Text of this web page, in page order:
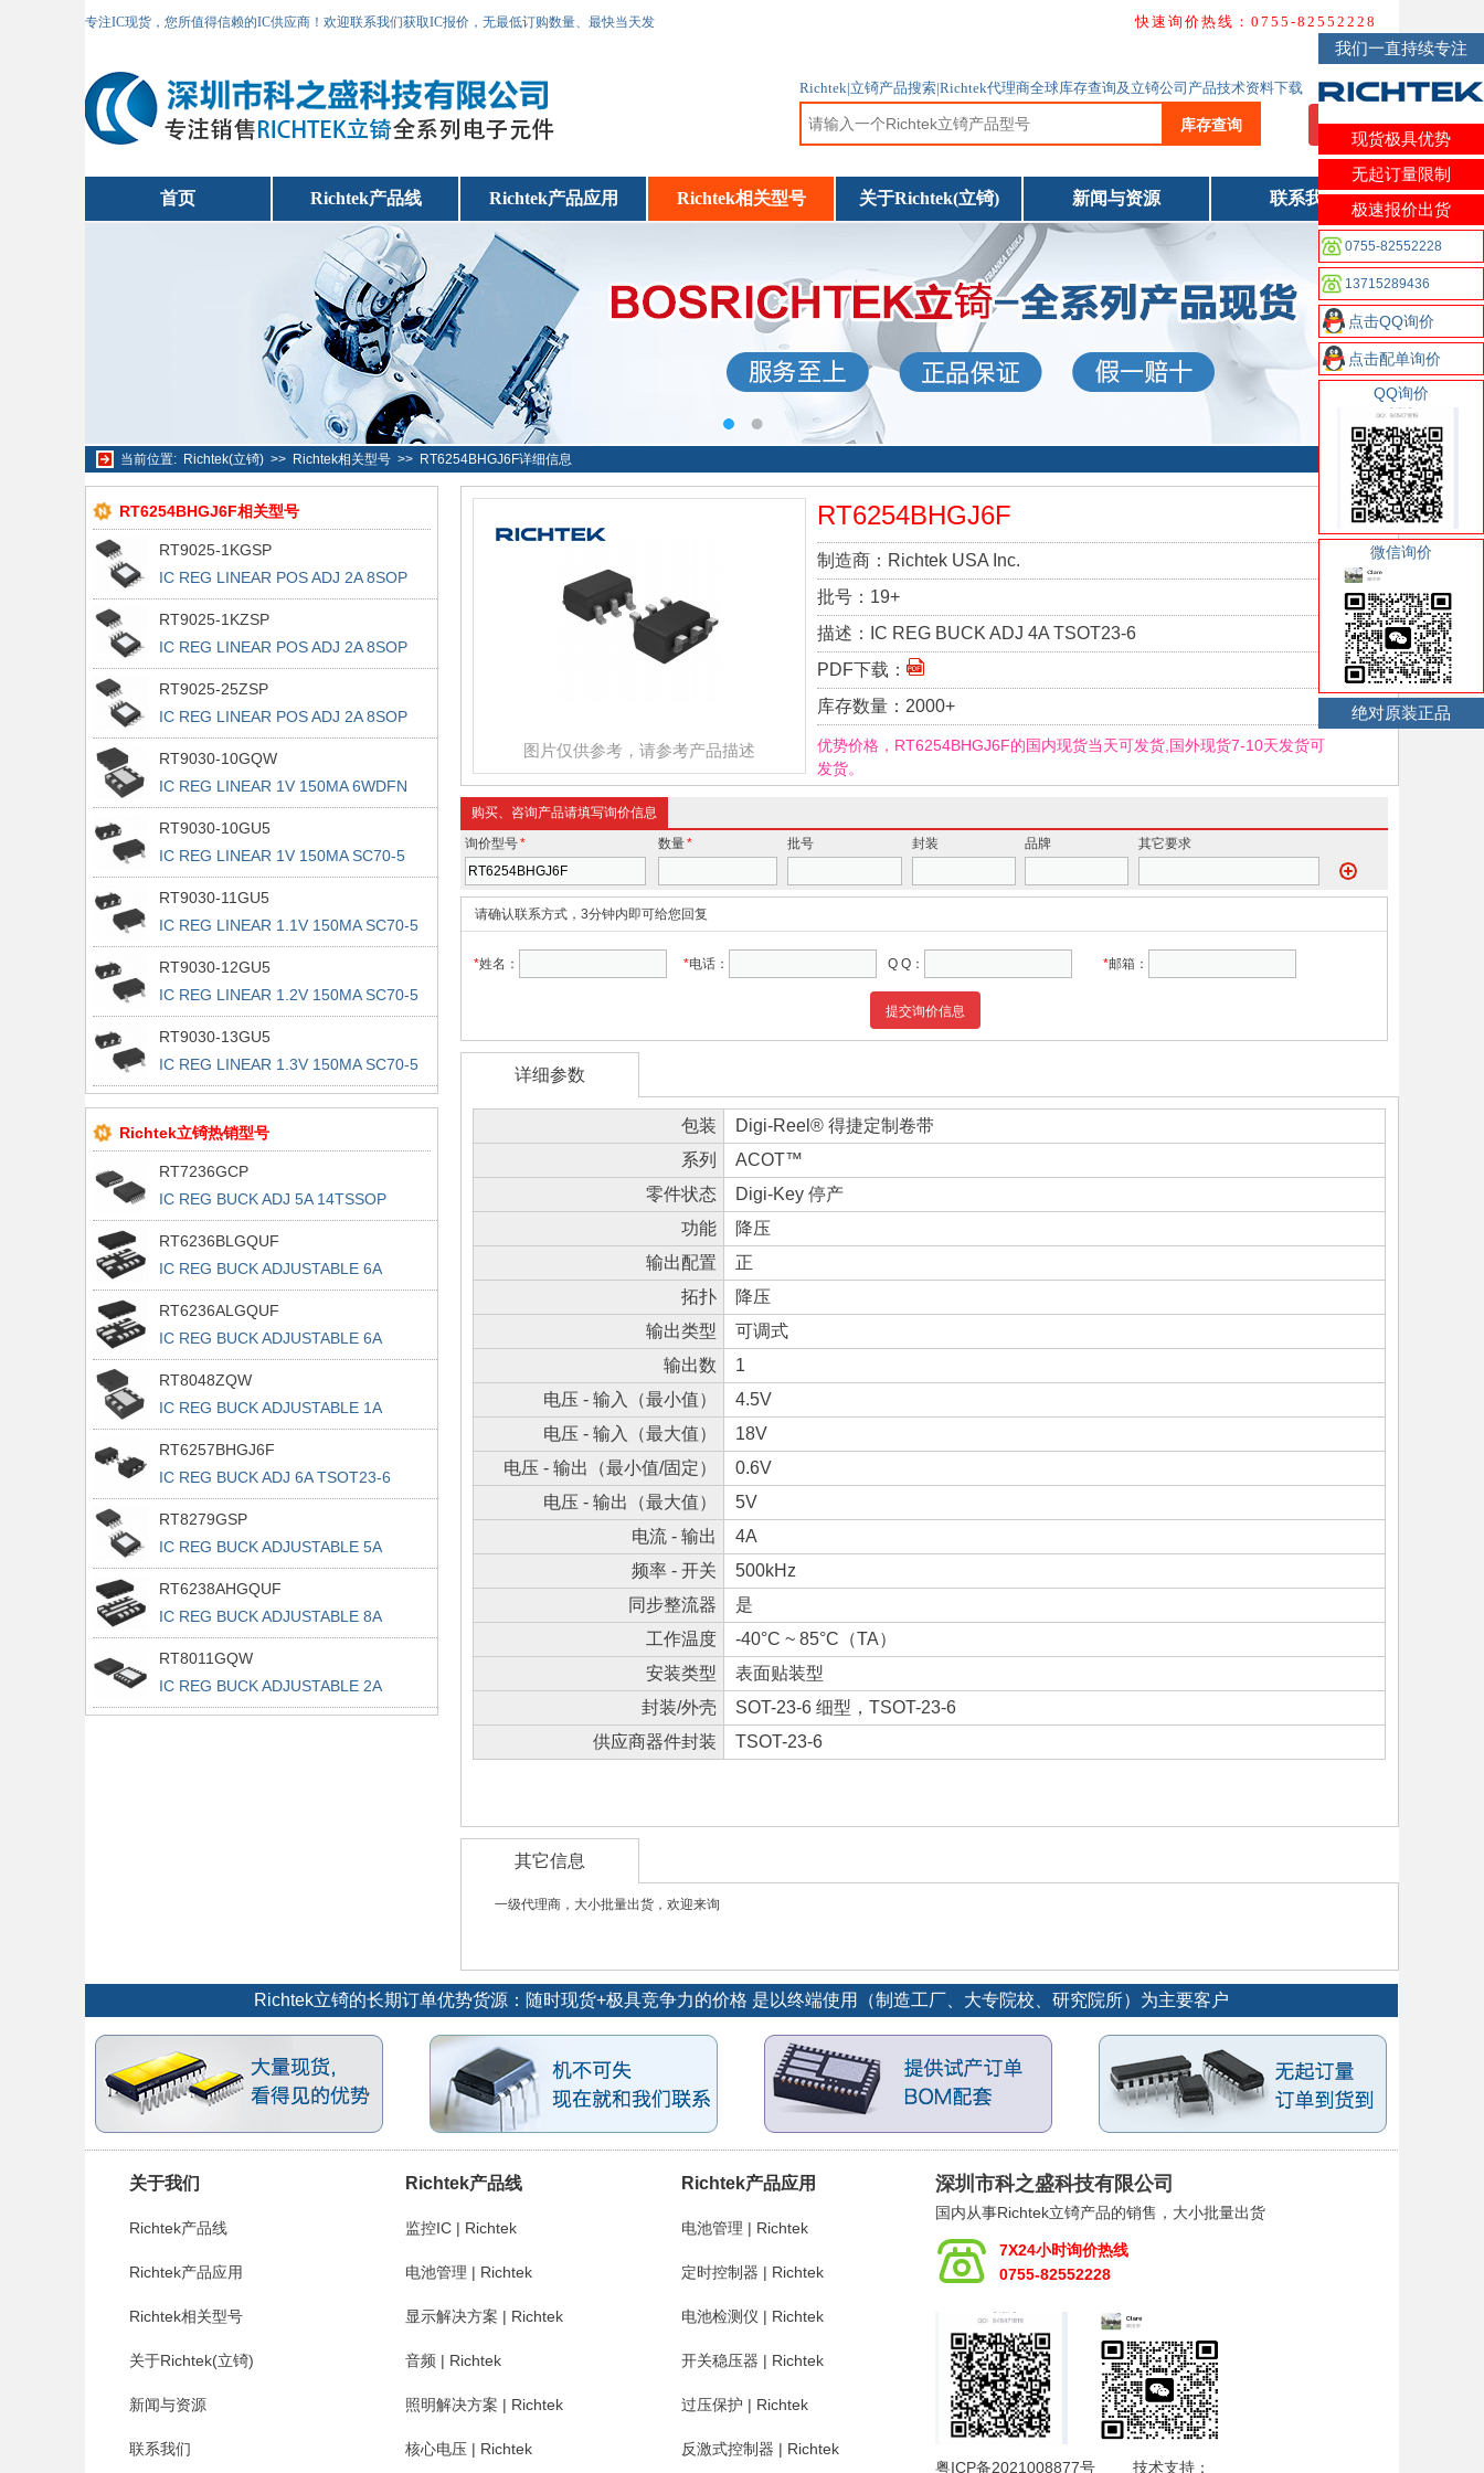
专注IC现货，您所值得信赖的IC供应商！欢迎联系我们获取IC报价，无最低订购数量、最快当天发 快速询价热线：0755-82552228
Richtek|立锜产品搜索|Richtek代理商全球库存查询及立锜公司产品技术资料下载
库存查询 我要询价
首页 Richtek产品线 Richtek产品应用 Richtek相关型号 关于Richtek(立锜) 新闻与资源 联系我们
当前位置: Richtek(立锜) >> Richtek相关型号 >> RT6254BHGJ6F详细信息
RT6254BHGJ6F相关型号
RT9025-1KGSP
IC REG LINEAR POS ADJ 2A 8SOP
RT9025-1KZSP
IC REG LINEAR POS ADJ 2A 8SOP
RT9025-25ZSP
IC REG LINEAR POS ADJ 2A 8SOP
RT9030-10GQW
IC REG LINEAR 1V 150MA 6WDFN
RT9030-10GU5
IC REG LINEAR 1V 150MA SC70-5
RT9030-11GU5
IC REG LINEAR 1.1V 150MA SC70-5
RT9030-12GU5
IC REG LINEAR 1.2V 150MA SC70-5
RT9030-13GU5
IC REG LINEAR 1.3V 150MA SC70-5
Richtek立锜热销型号
RT7236GCP
IC REG BUCK ADJ 5A 14TSSOP
RT6236BLGQUF
IC REG BUCK ADJUSTABLE 6A
13UQFN
RT6236ALGQUF
IC REG BUCK ADJUSTABLE 6A
13UQFN
RT8048ZQW
IC REG BUCK ADJUSTABLE 1A
6WDFN
RT6257BHGJ6F
IC REG BUCK ADJ 6A TSOT23-6
RT8279GSP
IC REG BUCK ADJUSTABLE 5A
8SOP
RT6238AHGQUF
IC REG BUCK ADJUSTABLE 8A
14UQFN
RT8011GQW
IC REG BUCK ADJUSTABLE 2A
10WDFN
图片仅供参考，请参考产品描述
RT6254BHGJ6F
制造商： Richtek USA Inc.
批号： 19+
描述：
IC REG BUCK ADJ 4A TSOT23-6
PDF下载：
库存数量： 2000+
优势价格，RT6254BHGJ6F的国内现货当天可发货,国外现货7-10天发货可
发货。
购买、咨询产品请填写询价信息
询价型号* 数量* 批号 封装 品牌 其它要求
请确认联系方式，3分钟内即可给您回复
*姓名： *电话： Q Q： *邮箱：
提交询价信息
详细参数
包装
Digi-Reel® 得捷定制卷带
系列
ACOT™
零件状态
Digi-Key 停产
功能
降压
输出配置
正
拓扑
降压
输出类型
可调式
输出数
1
电压 - 输入（最小值）
4.5V
电压 - 输入（最大值）
18V
电压 - 输出（最小值/固定）
0.6V
电压 - 输出（最大值）
5V
电流 - 输出
4A
频率 - 开关
500kHz
同步整流器
是
工作温度
-40°C ~ 85°C（TA）
安装类型
表面贴装型
封装/外壳
SOT-23-6 细型，TSOT-23-6
供应商器件封装
TSOT-23-6
其它信息
一级代理商，大小批量出货，欢迎来询
Richtek立锜的长期订单优势货源：随时现货+极具竞争力的价格 是以终端使用（制造工厂、大专院校、研究院所）为主要客户
关于我们
Richtek产品线
Richtek产品应用
Richtek相关型号
关于Richtek(立锜)
新闻与资源
联系我们
Richtek产品线
监控IC | Richtek
电池管理 | Richtek
显示解决方案 | Richtek
音频 | Richtek
照明解决方案 | Richtek
核心电压 | Richtek
Richtek产品应用
电池管理 | Richtek
定时控制器 | Richtek
电池检测仪 | Richtek
开关稳压器 | Richtek
过压保护 | Richtek
反激式控制器 | Richtek
深圳市科之盛科技有限公司
国内从事Richtek立锜产品的销售，大小批量出货
7X24小时询价热线
0755-82552228
粤ICP备2021008877号 技术支持：
我们一直持续专注
现货极具优势
无起订量限制
极速报价出货
0755-82552228
13715289436
点击QQ询价
点击配单询价
QQ询价
微信询价
绝对原装正品